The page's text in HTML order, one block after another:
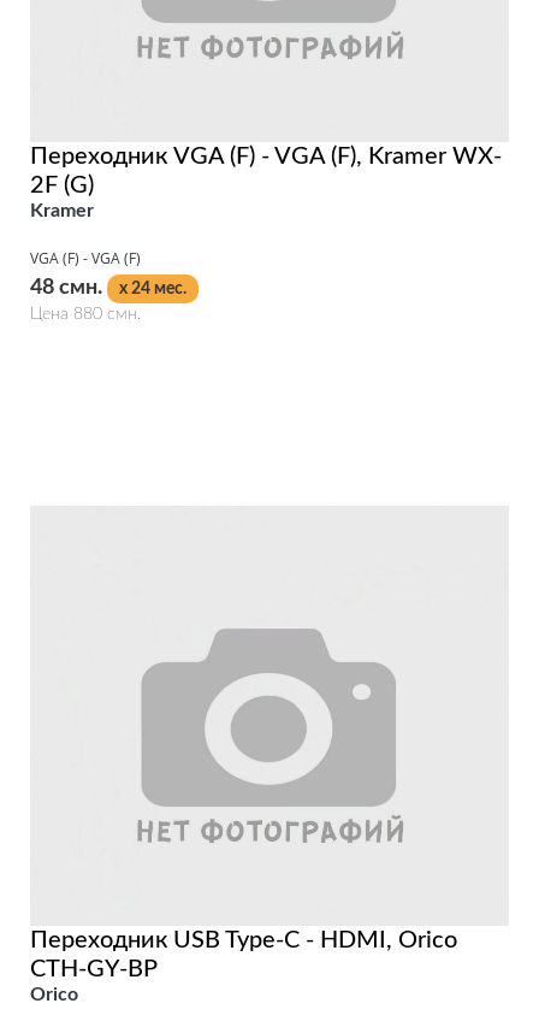
Переходник VGA (F) - VGA (F), Kramer WX-
2F (G)
Kramer
VGA (F) - VGA (F)
48 смн.
x 24 мес.
Цена 880 смн.
Переходник USB Type-C - HDMI, Orico
CTH-GY-BP
Orico